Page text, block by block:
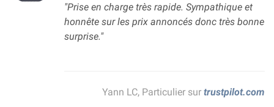
"Prise en charge très rapide. Sympathique et
honnête sur les prix annoncés donc très bonne
surprise."
Yann LC, Particulier sur trustpilot.com